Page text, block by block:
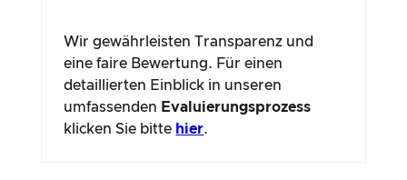
Wir gewährleisten Transparenz und
eine faire Bewertung. Für einen
detaillierten Einblick in unseren
umfassenden Evaluierungsprozess
klicken Sie bitte hier.